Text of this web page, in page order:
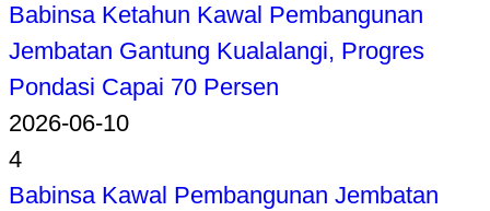
Babinsa Ketahun Kawal Pembangunan
Jembatan Gantung Kualalangi, Progres
Pondasi Capai 70 Persen
2026-06-10
4
Babinsa Kawal Pembangunan Jembatan